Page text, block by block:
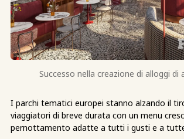
Successo nella creazione di alloggi di
I parchi tematici europei stanno alzando il
viaggiatori di breve durata con un menu
pernottamento adatte a tutti i gusti e a